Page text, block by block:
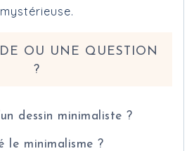
mystérieuse.
OU UNE QUESTION
?
dessin minimaliste ?
le minimalisme ?